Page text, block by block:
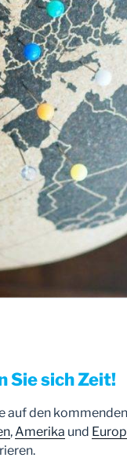
Sie sich Zeit!
auf den
,Amerika und